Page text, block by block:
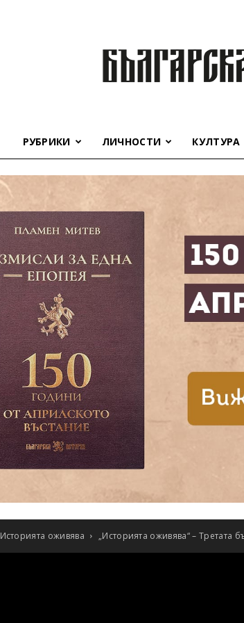
РУБРИКИ ЛИЧНОСТИ КУЛТУРА
Историята оживява „Историята оживява“ – Третата